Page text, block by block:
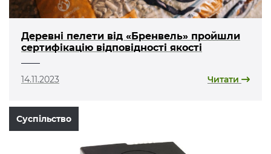
Деревні пелети від «Бренвель» пройшли
сертифікацію відповідності якості
14.11.2023 Читати
Суспільство